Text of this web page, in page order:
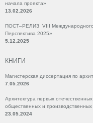
начала проекта»
13.02.2026
ПОСТ–РЕЛИЗ VIII Международного
Перспектива 2025»
5.12.2025
КНИГИ
Магистерская диссертация по
7.05.2026
Архитектура первых
общественных и производственных
23.05.2024